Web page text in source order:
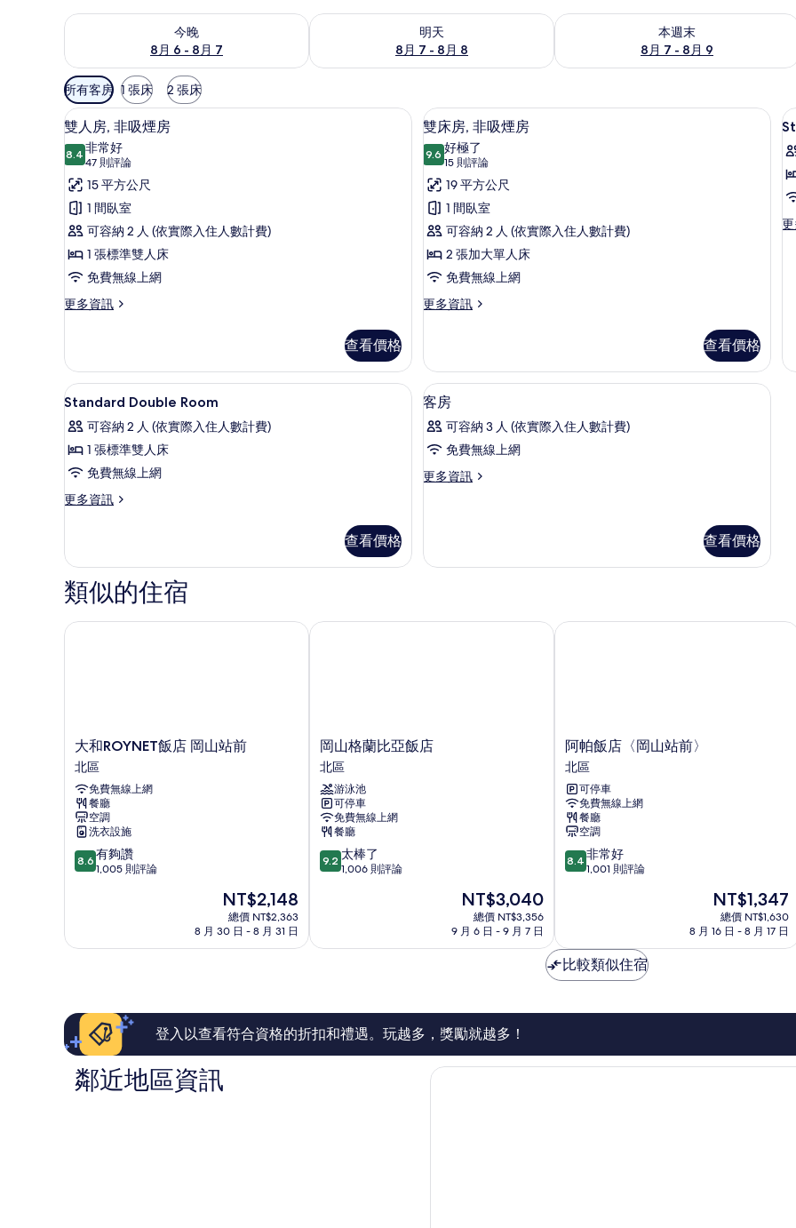
今晚
8月 6 - 8月 7
查看今晚 (8月 6 - 8月 7) 的供應情況
明天
8月 7 - 8月 8
查看明天 (8月 7 - 8月 8) 的供應情況
本週末
8月 7 - 8月 9
查看本週末 (8月 7 - 8月 9) 的供應情況
可
用
的
客
房
篩
選
條
件
所有客房 1 張床 2 張床
顯
示
雙
人
房,
非
吸
煙
房
有
相
片
雙人房, 非吸煙房 | 書桌、遮光布/窗簾、熨斗/熨衣板、免費無線上網
4
雙人房, 非吸煙房
8.48.4 分，滿分 10 分
非常好
47 則評論
(47
則
評
論)
15 平方公尺
1 間臥室
可容納 2 人 (依實際入住人數計費)
1 張標準雙人床
免費無線上網
更多資訊
更
房,
非
吸
房
的
情
查看價格
顯
示
雙
床
房,
非
吸
煙
房
有
相
片
雙床房, 非吸煙房 | 書桌、遮光布/窗簾
4
雙床房, 非吸煙房
9.69.6 分，滿分 10 分
好極了
15 則評論
(15
則
評
論)
19 平方公尺
1 間臥室
可容納 2 人 (依實際入住人數計費)
2 張加大單人床
免費無線上網
更多資訊
更
房,
非
吸
房
的
情
查看價格
顯
更
顯
示
Standard
Double
Room
的
相
片
書桌、遮光布/窗簾、熨斗/熨衣板、免費無線上網
1
Standard Double Room
可容納 2 人 (依實際入住人數計費)
1 張標準雙人床
免費無線上網
更多資訊
更
Room
的
詳
情
查看價格
顯
示
客
的
相
書桌、遮光布/窗簾、熨斗/熨衣板、免
1
客房
可容納 3 人 (依實際入住人數計費)
免費無線上網
更多資訊
更
詳
情
查看價格
類似的住宿
大
和
ROYNET
飯
店
岡
山
站
前
大和ROYNET飯店 岡山站前
北區
免費無線上網
餐廳
空調
洗衣設施
8.6
分，
有
則
論
8.6 有夠讚
1,005 則評論
現
在
價
NT$2,148
總價 NT$2,363
8 月 30 日 - 8 月 31 日
大和ROYNET飯店 岡山站前
岡
山
格
蘭
比
亞
飯
店
北
岡山格蘭比亞飯店
北區
游泳池
可停車
免費無線上網
餐廳
9.2
分，
太
則
評
論
9.2 太棒了
1,006 則評論
現
價
NT$3,040
總價 NT$3,356
9 月 6 日 - 9 月 7 日
岡山格蘭比亞飯店
阿
帕
飯
店
〈岡
山
站
前〉
北
阿帕飯店〈岡山站前〉
北區
可停車
免費無線上網
餐廳
空調
8.4
分，
非
常
好，
則
8.4 非常好
1,001 則評論
現
在
價
NT$1,347
總價 NT$1,630
8 月 16 日 - 8 月 17 日
阿帕飯店〈岡山站前〉
比較類似住宿
登入以查看符合資格的折扣和禮遇。玩越多，獎勵就越多！
鄰近地區資訊